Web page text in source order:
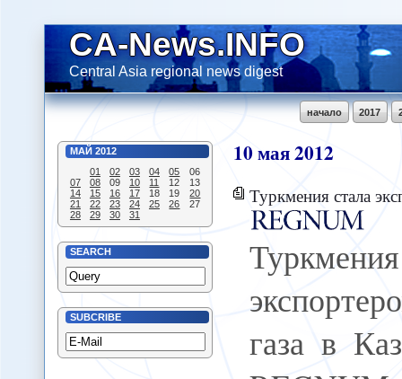
CA-News.INFO
Central Asia regional news digest
2017
начало
МАЙ 2012
01
02 03 04 05
06
07
08 09 10 11 12
13
14
15 16 17 18 19
20
21
22 23 24 25 26
27
28
29 30 31
SEARCH
SUBCRIBE
10мая2012
Туркмения стала
газа в